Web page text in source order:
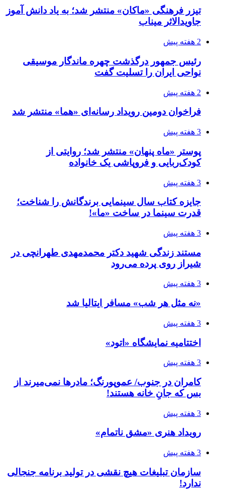
تیزر فرهنگی «ماکان» منتشر شد؛ به یاد دانش آموز
جاویدالاثر میناب
2 هفته پیش
رئیس جمهور درگذشت چهره ماندگار موسیقی
نواحی ایران را تسلیت گفت
2 هفته پیش
فراخوان دومین رویداد رسانه‌ای «هما» منتشر شد
3 هفته پیش
پوستر «ماه پنهان» منتشر شد؛ روایتی از
کودک‌ربایی و فروپاشی یک خانواده
3 هفته پیش
جایزه کتاب سال سینمایی برندگانش را شناخت؛
قدرت سینما در ساخت «ما»!
3 هفته پیش
مستند زندگی شهید دکتر محمدمهدی طهرانچی در
شیراز روی پرده می‌رود
3 هفته پیش
«نه مثل هر شب» مسافر ایتالیا شد
3 هفته پیش
اختتامیه نمایشگاه «اتود»
3 هفته پیش
کامران در جنوب/ عموپورنگ؛ مادرها نمی‌میرند از
بس که جانِ خانه هستند!
3 هفته پیش
رویداد هنری «مشق ناتمام»
3 هفته پیش
سازمان تبلیغات هیچ نقشی در تولید برنامه جنجالی
ندارد!